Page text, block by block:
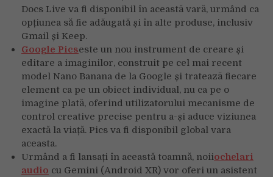
Docs Live va fi disponibil în această vară, urmând ca
opțiunea să fie adăugată și în alte produse, inclusiv
Gmail și Keep.
Google Picseste un nou instrument de creare și
editare a imaginilor, construit pe cel mai recent
model Nano Banana de la Google și tratează fiecare
element ca pe un obiect individual, nu ca pe o
imagine plată, oferind utilizatorului mecanisme de
control creative precise pentru a-și aduce viziunea
exactă la viață. Pics va fi disponibil global vara
aceasta.
Urmând a fi lansați în această toamnă, noiiochelari
audio cu Gemini (Android XR) vor oferi un asistent